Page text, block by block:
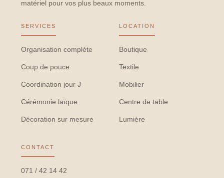
matériel pour vos plus beaux moments.
SERVICES
Organisation complète
Coup de pouce
Coordination jour J
Cérémonie laïque
Décoration sur mesure
LOCATION
Boutique
Textile
Mobilier
Centre de table
Lumière
CONTACT
071 / 42 14 42